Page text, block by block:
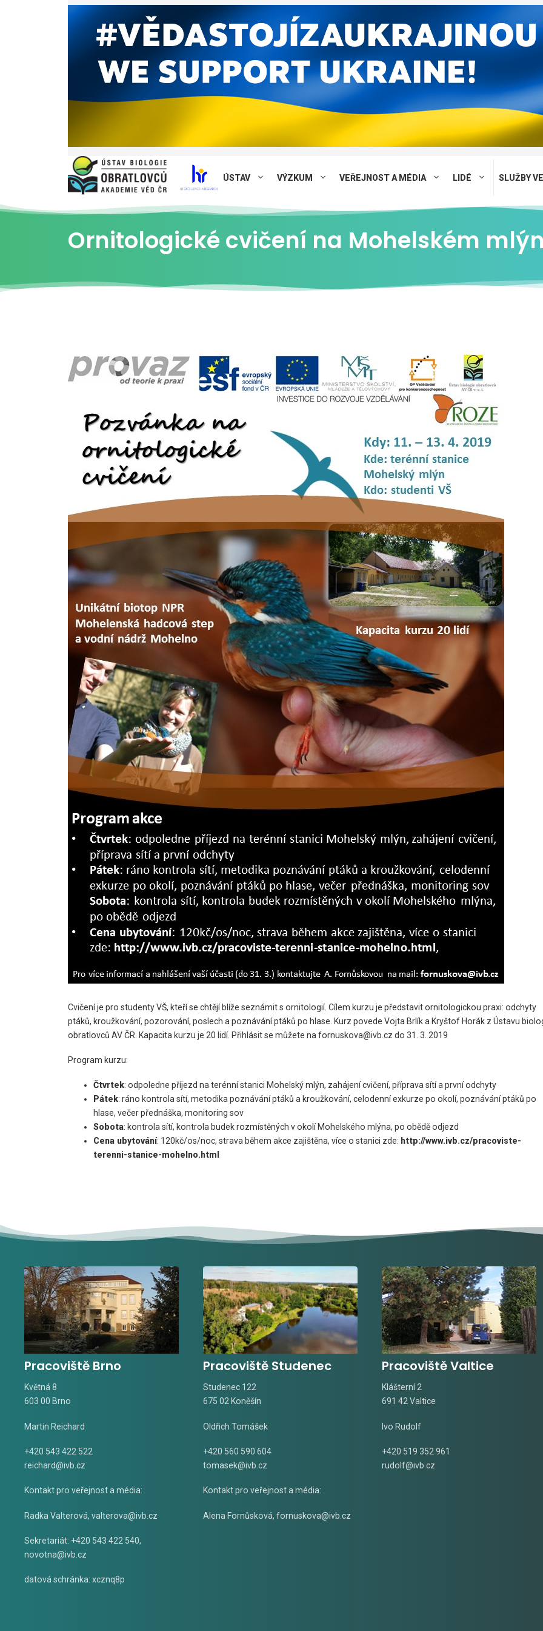
ÚSTAV VÝZKUM VEŘEJNOST A MÉDIA LIDÉ SLUŽBY
Ornitologické cvičení na Mohelském
Cvičení je pro studenty VŠ, kteří se chtějí blíže seznámit s ornitologií. Cílem kurzu je představit ornitologickou praxi: odchyty
ptáků, kroužkování, pozorování, poslech a poznávání ptáků po hlase. Kurz povede Vojta Brlík a Kryštof Horák z Ústavu
obratlovců AV ČR. Kapacita kurzu je 20 lidí. Přihlásit se můžete na fornuskova@ivb.cz do 31. 3. 2019
Program kurzu:
Čtvrtek: odpoledne příjezd na terénní stanici Mohelský mlýn, zahájení cvičení, příprava sítí a první odchyty
Pátek: ráno kontrola sítí, metodika poznávání ptáků a kroužkování, celodenní exkurze po okolí, poznávání ptáků po
hlase, večer přednáška, monitoring sov
Sobota: kontrola sítí, kontrola budek rozmístěných v okolí Mohelského mlýna, po obědě odjezd
Cena ubytování: 120kč/os/noc, strava během akce zajištěna, více o stanici zde: http://www.ivb.cz/pracoviste-
terenni-stanice-mohelno.html
Pracoviště Brno
Květná 8
603 00 Brno
Martin Reichard
+420 543 422 522
reichard@ivb.cz
Kontakt pro veřejnost a média:
Radka Valterová, valterova@ivb.cz
Sekretariát: +420 543 422 540,
novotna@ivb.cz
datová schránka: xcznq8p
Pracoviště Studenec
Studenec 122
675 02 Koněšín
Oldřich Tomášek
+420 560 590 604
tomasek@ivb.cz
Kontakt pro veřejnost a média:
Alena Fornůsková, fornuskova@ivb.cz
Pracoviště Valtice
Klášterní 2
691 42 Valtice
Ivo Rudolf
+420 519 352 961
rudolf@ivb.cz